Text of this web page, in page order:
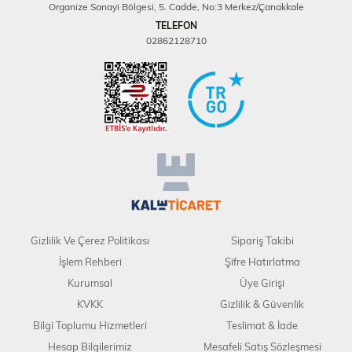
Organize Sanayi Bölgesi, 5. Cadde, No:3 Merkez/Çanakkale
TELEFON
02862128710
Gizlilik Ve Çerez Politikası
İşlem Rehberi
Kurumsal
KVKK
Bilgi Toplumu Hizmetleri
Hesap Bilgilerimiz
Sipariş Takibi
Şifre Hatırlatma
Üye Girişi
Gizlilik & Güvenlik
Teslimat & İade
Mesafeli Satış Sözleşmesi